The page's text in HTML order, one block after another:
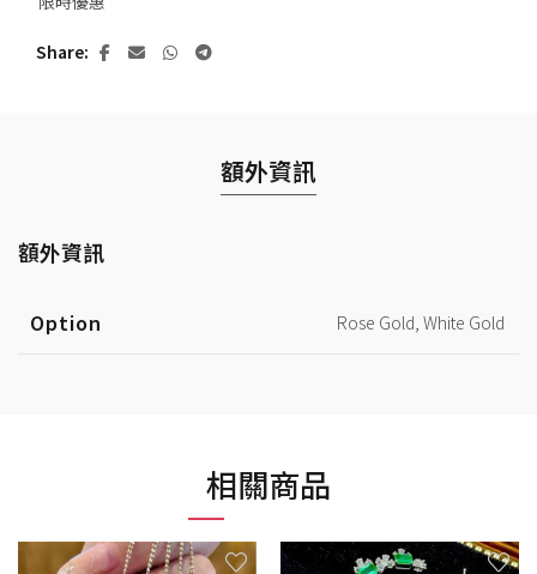
Share
額外資訊
額外資訊
Option Rose Gold, White Gold
相關商品